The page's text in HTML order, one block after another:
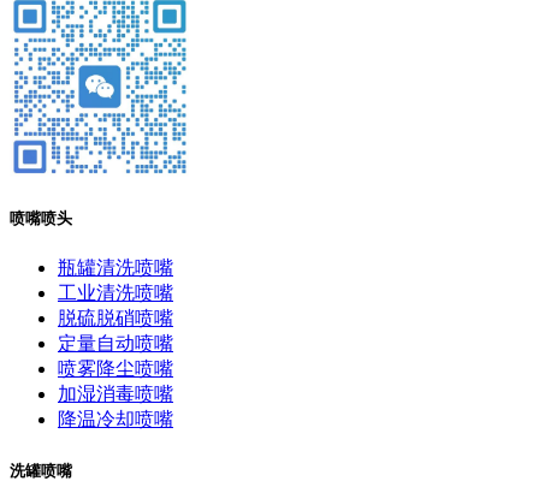
喷嘴喷头
瓶罐清洗喷嘴
工业清洗喷嘴
脱硫脱硝喷嘴
定量自动喷嘴
喷雾降尘喷嘴
加湿消毒喷嘴
降温冷却喷嘴
洗罐喷嘴